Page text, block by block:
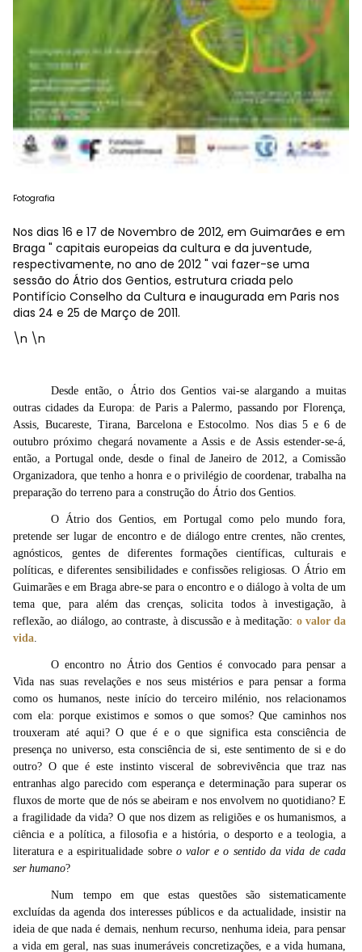
Fotografia
Nos dias 16 e 17 de Novembro de 2012, em Guimarães e em
Braga " capitais europeias da cultura e da juventude,
respectivamente, no ano de 2012 " vai fazer-se uma
sessão do Átrio dos Gentios, estrutura criada pelo
Pontifício Conselho da Cultura e inaugurada em Paris nos
dias 24 e 25 de Março de 2011.
\n \n
Desde então, o Átrio dos Gentios vai-se alargando a muitas
outras cidades da Europa: de Paris a Palermo, passando por Florença,
Assis, Bucareste, Tirana, Barcelona e Estocolmo. Nos dias 5 e 6 de
outubro próximo chegará novamente a Assis e de Assis estender-se-á,
então, a Portugal onde, desde o final de Janeiro de 2012, a Comissão
Organizadora, que tenho a honra e o privilégio de coordenar, trabalha na
preparação do terreno para a construção do Átrio dos Gentios.
O Átrio dos Gentios, em Portugal como pelo mundo fora,
pretende ser lugar de encontro e de diálogo entre crentes, não crentes,
agnósticos, gentes de diferentes formações científicas, culturais e
políticas, e diferentes sensibilidades e confissões religiosas. O Átrio em
Guimarães e em Braga abre-se para o encontro e o diálogo à volta de um
tema que, para além das crenças, solicita todos à investigação, à
reflexão, ao diálogo, ao contraste, à discussão e à meditação: o valor da
vida.
O encontro no Átrio dos Gentios é convocado para pensar a
Vida nas suas revelações e nos seus mistérios e para pensar a forma
como os humanos, neste início do terceiro milénio, nos relacionamos
com ela: porque existimos e somos o que somos? Que caminhos nos
trouxeram até aqui? O que é e o que significa esta consciência de
presença no universo, esta consciência de si, este sentimento de si e do
outro? O que é este instinto visceral de sobrevivência que traz nas
entranhas algo parecido com esperança e determinação para superar os
fluxos de morte que de nós se abeiram e nos envolvem no quotidiano? E
a fragilidade da vida? O que nos dizem as religiões e os humanismos, a
ciência e a política, a filosofia e a história, o desporto e a teologia, a
literatura e a espiritualidade sobreo valor e o sentido da vida de cada
ser humano?
Num tempo em que estas questões são sistematicamente
excluídas da agenda dos interesses públicos e da actualidade, insistir na
ideia de que nada é demais, nenhum recurso, nenhuma ideia, para pensar
a vida em geral, nas suas inumeráveis concretizações, e a vida humana,